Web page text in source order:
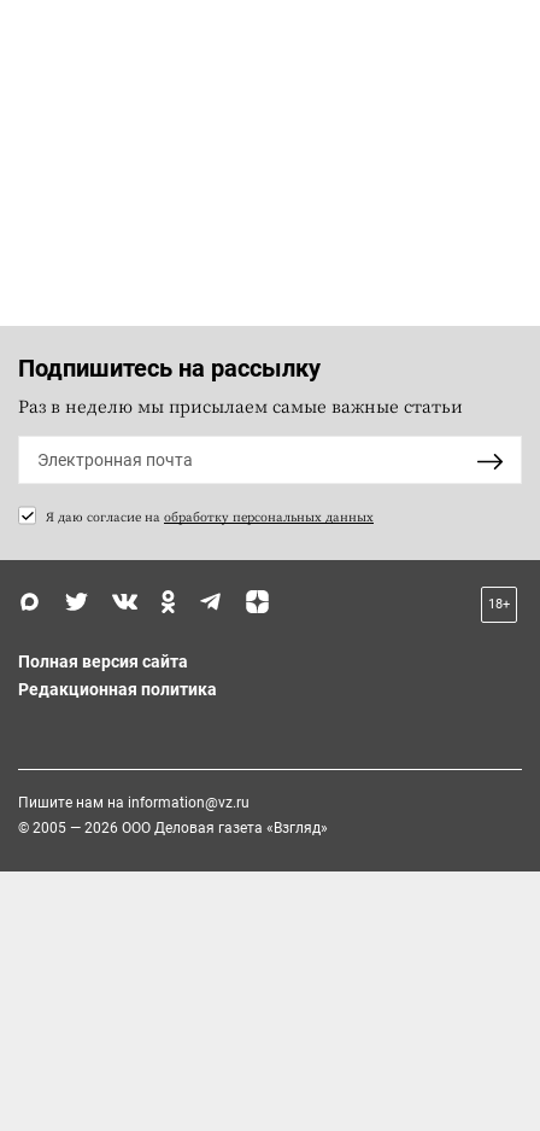
Подпишитесь на рассылку
Раз в неделю мы присылаем самые важные статьи
Я даю согласие на обработку персональных данных
18+
Полная версия сайта
Редакционная политика
Пишите нам на information@vz.ru
© 2005 — 2026 ООО Деловая газета «Взгляд»